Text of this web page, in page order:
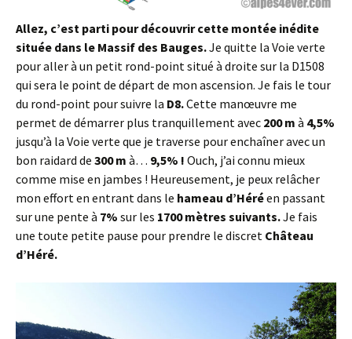
Allez, c’est parti pour découvrir cette montée inédite
située dans le Massif des Bauges.Je quitte la Voie verte
pour aller à un petit rond-point situé à droite sur la D1508
qui sera le point de départ de mon ascension. Je fais le tour
du rond-point pour suivre la D8.Cette manœuvre me
permet de démarrer plus tranquillement avec 200 m à 4,5%
jusqu’à la Voie verte que je traverse pour enchaîner avec un
bon raidard de 300 m à… 9,5% ! Ouch, j’ai connu mieux
comme mise en jambes ! Heureusement, je peux relâcher
mon effort en entrant dans le hameau d’Héréen passant
sur une pente à 7% sur les 1700 mètres suivants.Je fais
une toute petite pause pour prendre le discret Château
d’Héré.